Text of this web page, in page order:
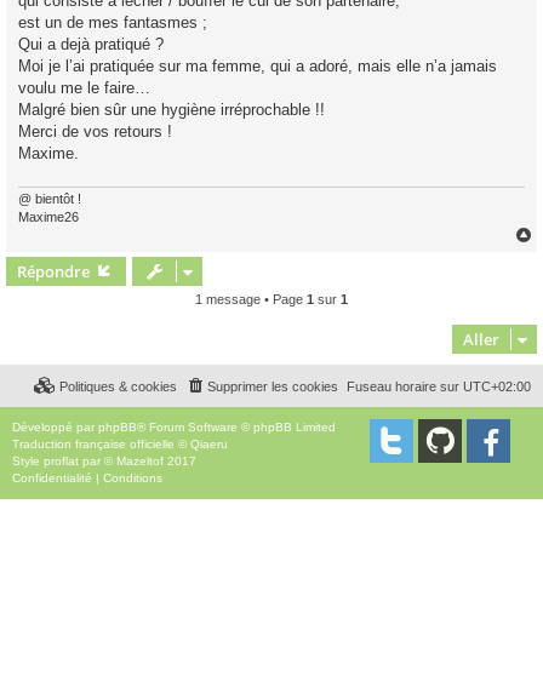
e
est un de mes fantasmes ;
Qui a dejà pratiqué ?
Moi je l’ai pratiquée sur ma femme, qui a adoré, mais elle n’a jamais
voulu me le faire…
Malgré bien sûr une hygiène irréprochable !!
Merci de vos retours !
Maxime.
@ bientôt !
Maxime26
Répondre
1 message • Page 1 sur 1
Aller
Fuseau horaire sur UTC+02:00
Supprimer les cookies
Politiques & cookies
Développé par phpBB® Forum Software © phpBB Limited
Traduction française officielle ©Qiaeru
Style proflat par © Mazeltof 2017
Confidentialité | Conditions